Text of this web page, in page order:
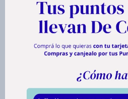
FREIDORA SIN
cnología Rapid Air, podés obtener
fuera con un interior tierno, utilizando
Con una generosa capacidad de 4.2
preparar porciones familiares de
fritura tradicional